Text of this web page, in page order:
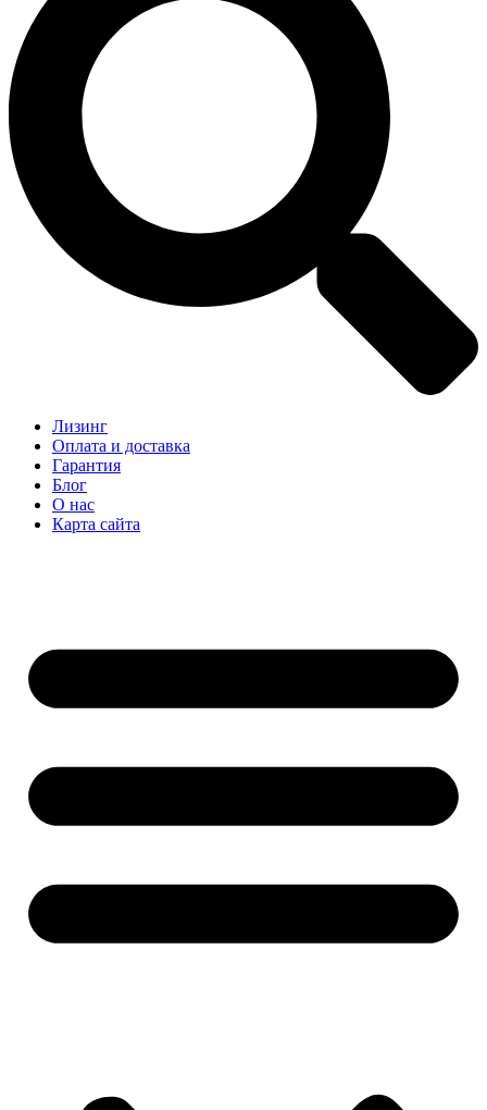
Лизинг
Оплата и доставка
Гарантия
Блог
О нас
Карта сайта